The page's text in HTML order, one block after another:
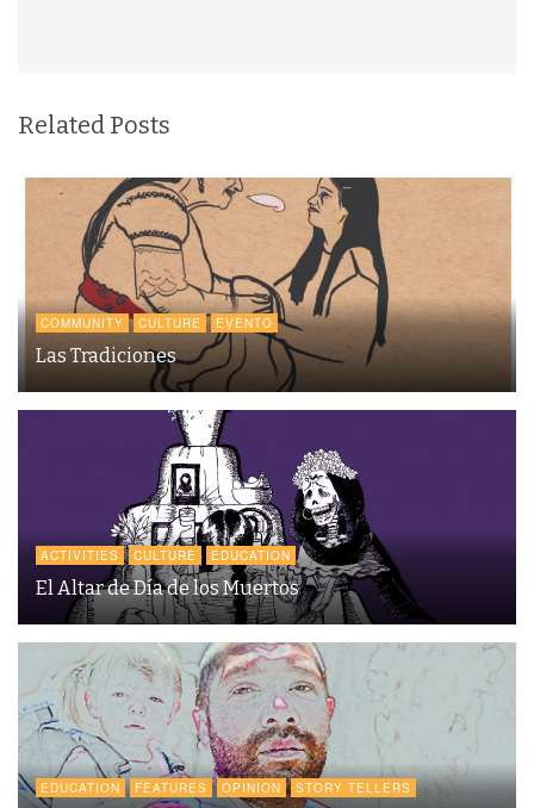
Related Posts
COMMUNITY CULTURE EVENTO
Las Tradiciones
ACTIVITIES CULTURE EDUCATION
El Altar de Día de los Muertos
EDUCATION FEATURES OPINION STORY TELLERS